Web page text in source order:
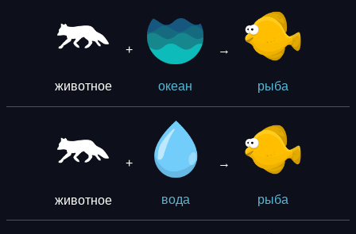
животное
+
океан
→
рыба
животное
+
вода
→
рыба